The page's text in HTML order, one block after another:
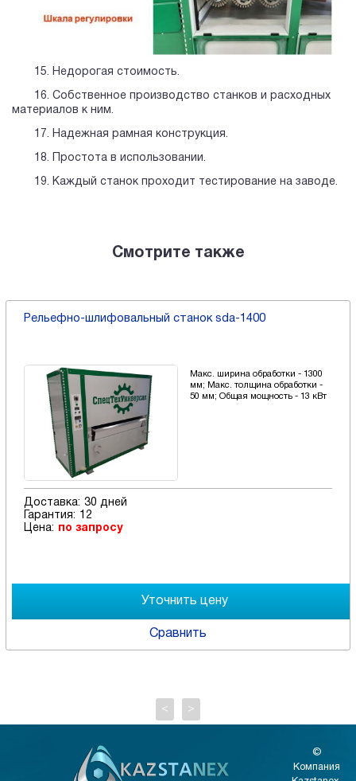
15. Недорогая стоимость.
16. Собственное производство станков и расходных
материалов к ним.
17. Надежная рамная конструкция.
18. Простота в использовании.
19. Каждый станок проходит тестирование на заводе.
Смотрите также
Рельефно-шлифовальный станок sda-1400
Макс. ширина обработки - 1300
мм; Макс. толщина обработки -
50 мм; Общая мощность - 13 кВт
Доставка: 30 дней
Гарантия: 12
Цена: по запросу
Сравнить
< >
©
Компания